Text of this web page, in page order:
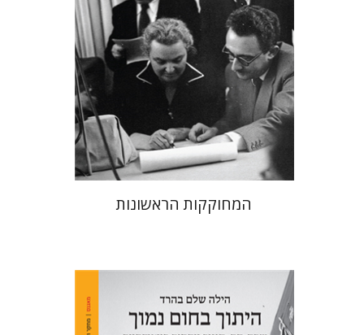
הנחת אתר ספר מודפס
$42
$38
המחוקקות הראשונות